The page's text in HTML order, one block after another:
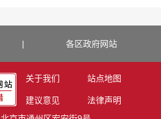
| 各区政府网站
关于我们 站点地图
建议意见
法律声明